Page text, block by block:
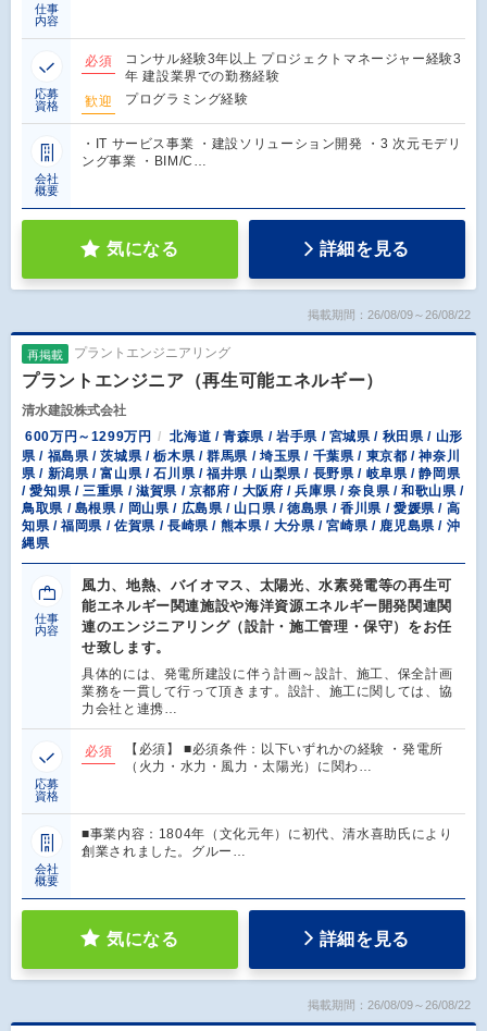
仕事
内容
応募
資格
必須
コンサル経験3年以上 プロジェクトマネージャー経験3
年 建設業界での勤務経験
歓迎
プログラミング経験
会社
概要
・IT サービス事業 ・建設ソリューション開発 ・3 次元モデリ
ング事業 ・BIM/C…
気になる 詳細を見る
掲載期間：26/08/09～26/08/22
再掲載 プラントエンジニアリング
プラントエンジニア（再生可能エネルギー）
清水建設株式会社
600万円～1299万円
北海道 / 青森県 / 岩手県 / 宮城県 / 秋田県 / 山形
県 / 福島県 / 茨城県 / 栃木県 / 群馬県 / 埼玉県 / 千葉県 / 東京都 / 神奈川
県 / 新潟県 / 富山県 / 石川県 / 福井県 / 山梨県 / 長野県 / 岐阜県 / 静岡県
/ 愛知県 / 三重県 / 滋賀県 / 京都府 / 大阪府 / 兵庫県 / 奈良県 / 和歌山県 /
鳥取県 / 島根県 / 岡山県 / 広島県 / 山口県 / 徳島県 / 香川県 / 愛媛県 / 高
知県 / 福岡県 / 佐賀県 / 長崎県 / 熊本県 / 大分県 / 宮崎県 / 鹿児島県 / 沖
縄県
仕事
内容
風力、地熱、バイオマス、太陽光、水素発電等の再生可
能エネルギー関連施設や海洋資源エネルギー開発関連関
連のエンジニアリング（設計・施工管理・保守）をお任
せ致します。
具体的には、発電所建設に伴う計画～設計、施工、保全計画
業務を一貫して行って頂きます。設計、施工に関しては、協
力会社と連携…
応募
資格
必須
【必須】 ■必須条件：以下いずれかの経験 ・発電所
（火力・水力・風力・太陽光）に関わ…
会社
概要
■事業内容：1804年（文化元年）に初代、清水喜助氏により
創業されました。グルー…
気になる 詳細を見る
掲載期間：26/08/09～26/08/22